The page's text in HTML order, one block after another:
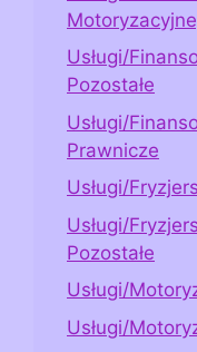
Usługi/
Pozostałe
Usługi/
Prawnicze
Usługi/
Usługi/
Pozostałe
Usługi/
Usługi/